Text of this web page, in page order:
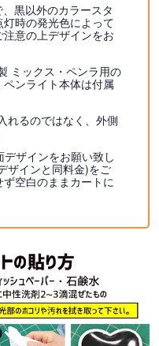
黒以外のカラースタ
時の発光色によって
意の上デザインをお
ミックス・ペンラ用の
ンライト本体は付属
れるのではなく、外側
ザインをお願い致し
ザインと同料金)をご
空白のままカートに